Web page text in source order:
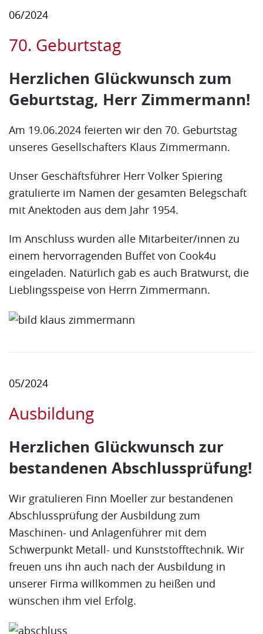
06/2024
70. Geburtstag
Herzlichen Glückwunsch zum
Geburtstag, Herr Zimmermann!
Am 19.06.2024 feierten wir den 70. Geburtstag
unseres Gesellschafters Klaus Zimmermann.
Unser Geschäftsführer Herr Volker Spiering
gratulierte im Namen der gesamten Belegschaft
mit Anektoden aus dem Jahr 1954.
Im Anschluss wurden alle Mitarbeiter/innen zu
einem hervorragenden Buffet von Cook4u
eingeladen. Natürlich gab es auch Bratwurst, die
Lieblingsspeise von Herrn Zimmermann.
05/2024
Ausbildung
Herzlichen Glückwunsch zur
bestandenen Abschlussprüfung!
Wir gratulieren Finn Moeller zur bestandenen
Abschlussprüfung der Ausbildung zum
Maschinen- und Anlagenführer mit dem
Schwerpunkt Metall- und Kunststofftechnik. Wir
freuen uns ihn auch nach der Ausbildung in
unserer Firma willkommen zu heißen und
wünschen ihm viel Erfolg.